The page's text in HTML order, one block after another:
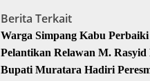
Berita Terkait
Warga Simpang Kabu
Pelantikan Relawan M.
Bupati Muratara Hadiri